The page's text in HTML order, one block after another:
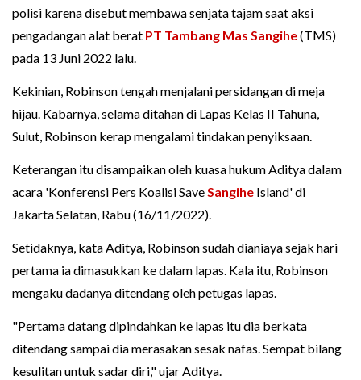
polisi karena disebut membawa senjata tajam saat aksi
pengadangan alat berat PT Tambang Mas Sangihe(TMS)
pada 13 Juni 2022 lalu.
Kekinian, Robinson tengah menjalani persidangan di meja
hijau. Kabarnya, selama ditahan di Lapas Kelas II Tahuna,
Sulut, Robinson kerap mengalami tindakan penyiksaan.
Keterangan itu disampaikan oleh kuasa hukum Aditya dalam
acara 'Konferensi Pers Koalisi SaveSangihe Island' di
Jakarta Selatan, Rabu (16/11/2022).
Setidaknya, kata Aditya, Robinson sudah dianiaya sejak hari
pertama ia dimasukkan ke dalam lapas. Kala itu, Robinson
mengaku dadanya ditendang oleh petugas lapas.
"Pertama datang dipindahkan ke lapas itu dia berkata
ditendang sampai dia merasakan sesak nafas. Sempat bilang
kesulitan untuk sadar diri," ujar Aditya.